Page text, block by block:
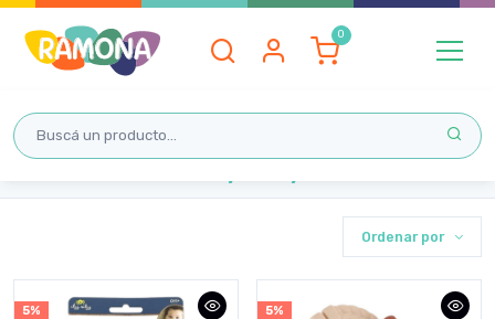
Inicio
Ordenar por
5% 5%